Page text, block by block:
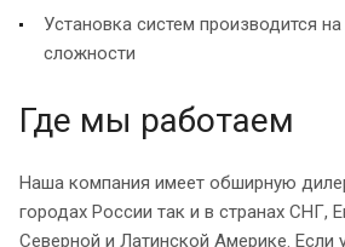
Установка систем производится
сложности
Где мы работаем
Наша компания имеет обширную
городах России так и в странах СНГ,
Северной и Латинской Америке. Если